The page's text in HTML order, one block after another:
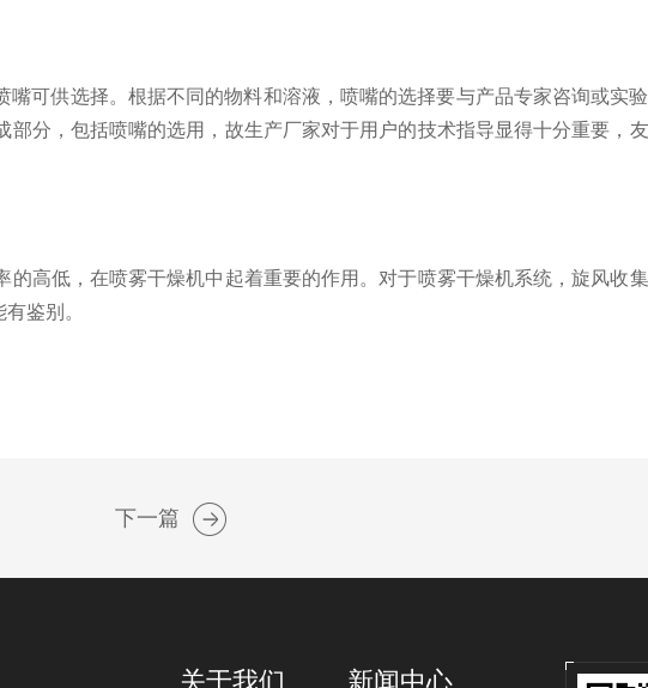
可供选择。根据不同的物料和溶液，喷嘴的选择要与产品专家咨询或实
分，包括喷嘴的选用，故生产厂家对于用户的技术指导显得十分重要，
低，在喷雾干燥机中起着重要的作用。对于喷雾干燥机系统，旋风收
鉴别。
下一篇
关于我们 新闻中心